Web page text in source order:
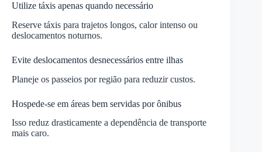
Utilize táxis apenas quando necessário
Reserve táxis para trajetos longos, calor intenso ou
deslocamentos noturnos.
Evite deslocamentos desnecessários entre ilhas
Planeje os passeios por região para reduzir custos.
Hospede-se em áreas bem servidas por ônibus
Isso reduz drasticamente a dependência de transporte
mais caro.